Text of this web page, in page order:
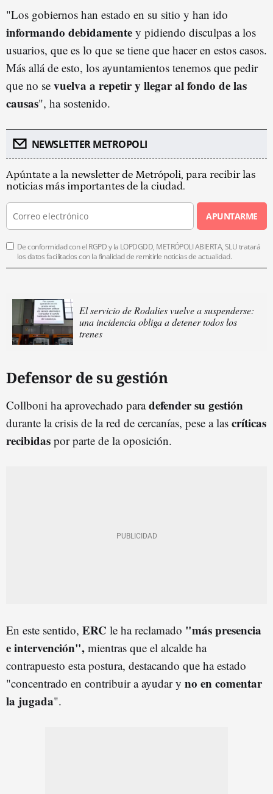
"Los gobiernos han estado en su sitio y han ido
informando debidamente y pidiendo disculpas a los
usuarios, que es lo que se tiene que hacer en estos casos.
Más allá de esto, los ayuntamientos tenemos que pedir
que no se vuelva a repetir y llegar al fondo de las
causas", ha sostenido.
NEWSLETTER METROPOLI
Apúntate a la newsletter de Metrópoli, para recibir las
noticias más importantes de la ciudad.
APUNTARME
De conformidad con el RGPD y la LOPDGDD, METRÓPOLI ABIERTA, SLU tratará
los datos facilitados con la finalidad de remitirle noticias de actualidad.
El servicio de Rodalies vuelve a suspenderse:
una incidencia obliga a detener todos los
trenes
Defensor de su gestión
Collboni ha aprovechado paradefender su gestión
durante la crisis de la red de cercanías, pese a las críticas
recibidas por parte de la oposición.
En este sentido, ERC le ha reclamado "más presencia
e intervención", mientras que el alcalde ha
contrapuesto esta postura, destacando que ha estado
"concentrado en contribuir a ayudar y no en comentar
la jugada".